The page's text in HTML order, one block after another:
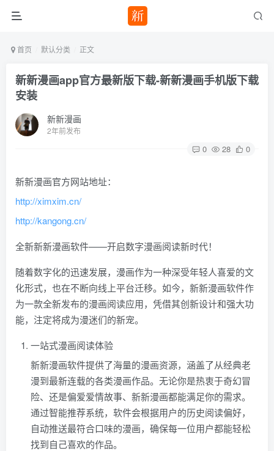
首页 默认分类 正文
新新漫画app官方最新版下载-新新漫画手机版下载
安装
新新漫画
2年前发布
0 28 0
新新漫画官方网站地址：
http://ximxim.cn/
http://kangong.cn/
全新新新漫画软件——开启数字漫画阅读新时代！
随着数字化的迅速发展，漫画作为一种深受年轻人喜爱的文
化形式，也在不断向线上平台迁移。如今，新新漫画软件作
为一款全新发布的漫画阅读应用，凭借其创新设计和强大功
能，注定将成为漫迷们的新宠。
一站式漫画阅读体验
新新漫画软件提供了海量的漫画资源，涵盖了从经典老
漫到最新连载的各类漫画作品。无论你是热衷于奇幻冒
险、还是偏爱爱情故事、新新漫画都能满足你的需求。
通过智能推荐系统，软件会根据用户的历史阅读偏好，
自动推送最符合口味的漫画，确保每一位用户都能轻松
找到自己喜欢的作品。